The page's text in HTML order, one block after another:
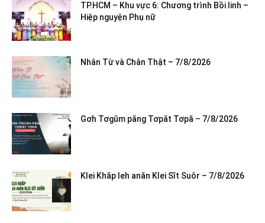
TP.HCM – Khu vực 6: Chương trình Bồi linh –
Hiệp nguyện Phụ nữ
Nhân Từ và Chân Thật – 7/8/2026
Gơh Tơgŭm păng Tơpăt Tơpă – 7/8/2026
Klei Khăp leh anăn Klei Sĭt Suôr – 7/8/2026